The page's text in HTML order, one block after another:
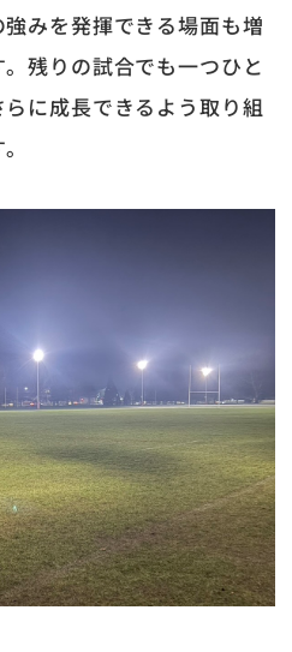
みを発揮できる場面も増
残りの試合でも一つひと
に成長できるよう取り組